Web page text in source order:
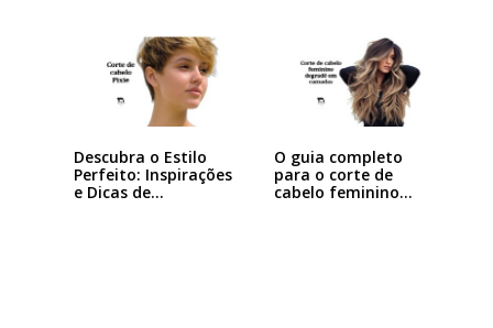
Descubra o Estilo
Perfeito: Inspirações
e Dicas de…
O guia completo
para o corte de
cabelo feminino…